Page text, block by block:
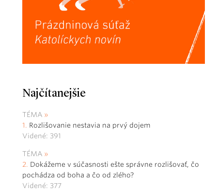
Najčítanejšie
TÉMA
Rozlišovanie nestavia na prvý dojem
Videné: 391
TÉMA
Dokážeme v súčasnosti ešte správne rozlišovať, čo
pochádza od boha a čo od zlého?
Videné: 377